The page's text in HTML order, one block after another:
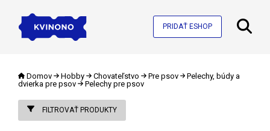
PRIDAŤ ESHOP
Domov Hobby Chovateľstvo Pre psov
Pelechy, búdy a
dvierka pre psov
Pelechy pre psov
FILTROVAŤ PRODUKTY